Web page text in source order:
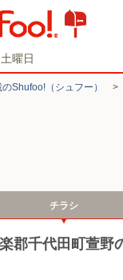
曜日
​Shufoo!​（シュフー）
チラシ
郡千代田町萱野